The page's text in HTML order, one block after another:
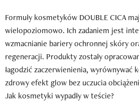
Formuły kosmetyków DOUBLE CICA
wielopoziomowo. Ich zadaniem jest
wzmacnianie bariery ochronnej skóry
regeneracji. Produkty zostały
łagodzić zaczerwienienia, wyrównywać
zdrowy efekt glow bez uczucia
Jak kosmetyki wypadły w teście?